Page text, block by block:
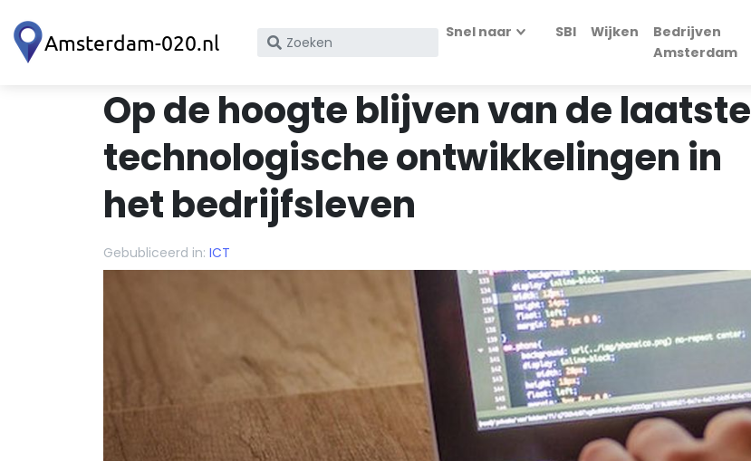
Zoek
of
KvK
nummer
Snel naar SBI Wijken
Bedrijven
Amsterdam
Op de hoogte blijven van de laatste
technologische ontwikkelingen in
het bedrijfsleven
Gebubliceerd in: ICT